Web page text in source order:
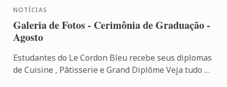
NOTÍCIAS
Galeria de Fotos - Cerimônia de Graduação -
Agosto
Estudantes do Le Cordon Bleu recebe seus diplomas
de Cuisine , Pâtisserie e Grand Diplôme Veja tudo o